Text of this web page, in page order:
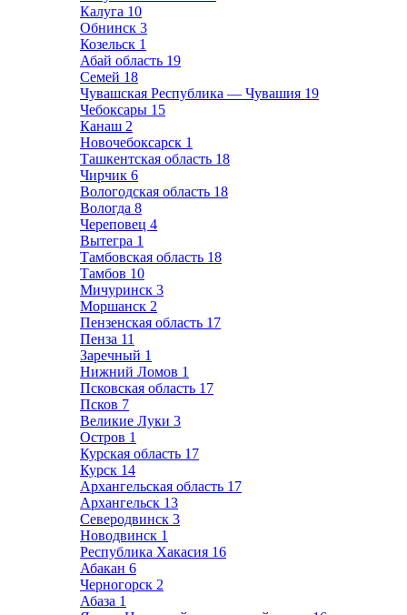
Калуга 10
Обнинск 3
Козельск 1
Абай область 19
Семей 18
Чувашская Республика — Чувашия 19
Чебоксары 15
Канаш 2
Новочебоксарск 1
Ташкентская область 18
Чирчик 6
Вологодская область 18
Вологда 8
Череповец 4
Вытегра 1
Тамбовская область 18
Тамбов 10
Мичуринск 3
Моршанск 2
Пензенская область 17
Пенза 11
Заречный 1
Нижний Ломов 1
Псковская область 17
Псков 7
Великие Луки 3
Остров 1
Курская область 17
Курск 14
Архангельская область 17
Архангельск 13
Северодвинск 3
Новодвинск 1
Республика Хакасия 16
Абакан 6
Черногорск 2
Абаза 1